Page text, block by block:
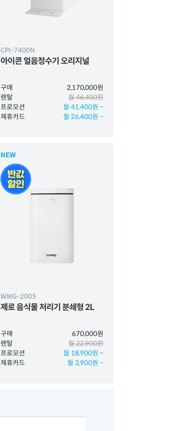
CPI-7400N
아이콘 얼음정수기 오리지널
구매
2,170,000원
렌탈
월 46,400원
프로모션
월 41,400원 ~
제휴카드
월 26,400원 ~
NEW
WMG-2005
제로 음식물 처리기 분쇄형 2L
구매
670,000원
렌탈
월 22,900원
프로모션
월 18,900원 ~
제휴카드
월 3,900원 ~